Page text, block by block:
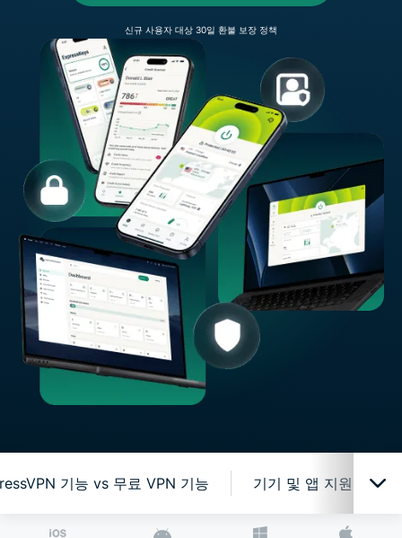
신규 사용자 대상 30일 환불 보장 정책
기능 vs 무료 VPN 기능 기기 및 앱 지원